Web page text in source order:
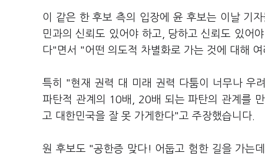
이 같은 한 후보 측의 입장에 윤 후보는 이날 기
민과의 신뢰도 있어야 하고, 당하고 신뢰도 있어
다"면서 "어떤 의도적 차별화로 가는 것에 대해
특히 "현재 권력 대 미래 권력 다툼이 너무나 우
파탄적 관계의 10배, 20배 되는 파탄의 관계를
고 대한민국을 잘 못 가게한다"고 주장했습니다.
원 후보도 "공한증 맞다! 어둡고 험한 길을 가는